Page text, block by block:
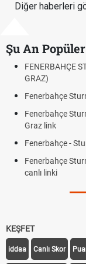
Diğer haberleri
Şu An
STURM GRAZ
Sturm Graz maçı
Sturm Graz maçı
- Sturm Graz
Sturm Graz
KEŞFET